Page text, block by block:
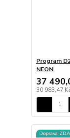
Program
NEON
37
30 983,47
Doprava